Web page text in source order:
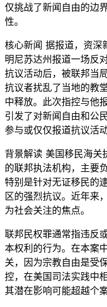
仅挑战了新闻自由的边
性。
核心新闻 据报道，资深
明尼苏达州报道一场反
抗议活动后，被联邦当
抗议者扰乱了当地的教
中释放。此次指控与他
引发了对新闻自由和公
参与或仅仅报道抗议活
背景解读 美国移民海关
的联邦执法机构，主要
特别是针对无证移民的
区的强烈抗议。近年来
为社会关注的焦点。
联邦民权罪通常指违反
本权利的行为。在本案
关，因为宗教自由是受
控，在美国司法实践中
其潜在影响可能超越个案